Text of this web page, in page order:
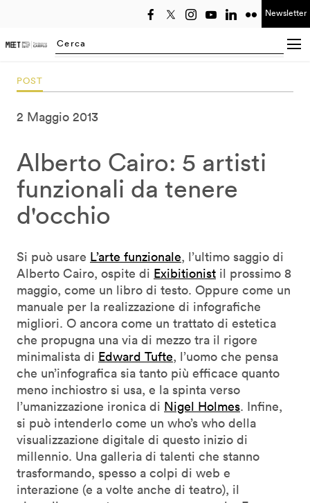
Newsletter
Searching...
POST
2 Maggio 2013
Alberto Cairo: 5 artisti
funzionali da tenere
d'occhio
Si può usare L’arte funzionale, l’ultimo saggio di
Alberto Cairo, ospite di Exibitionist il prossimo 8
maggio, come un libro di testo. Oppure come un
manuale per la realizzazione di infografiche
migliori. O ancora come un trattato di estetica
che propugna una via di mezzo tra il rigore
minimalista di Edward Tufte, l’uomo che pensa
che un’infografica sia tanto più efficace quanto
meno inchiostro si usa, e la spinta verso
l’umanizzazione ironica di Nigel Holmes. Infine,
si può intenderlo come un who’s who della
visualizzazione digitale di questo inizio di
millennio. Una galleria di talenti che stanno
trasformando, spesso a colpi di web e
interazione (e a volte anche di teatro), il